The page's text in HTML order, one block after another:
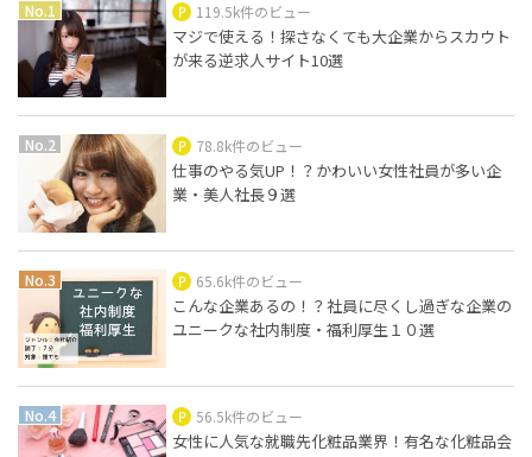
119.5k件のビュー
マジで使える！探さなくても大企業からスカウト
が来る逆求人サイト10選
78.8k件のビュー
仕事のやる気UP！？かわいい女性社員が多い企
業・美人社長９選
65.6k件のビュー
こんな企業あるの！？社員に尽くし過ぎな企業の
ユニークな社内制度・福利厚生１０選
56.5k件のビュー
女性に人気な就職先化粧品業界！有名な化粧品会